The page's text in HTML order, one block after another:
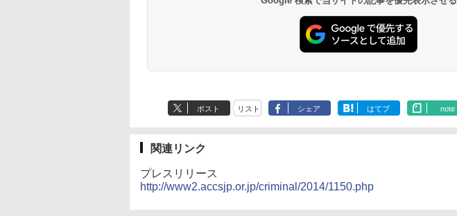
ポスト リスト シェア はてブ note
関連リンク
プレスリリース
http://www2.accsjp.or.jp/criminal/2014/1150.php